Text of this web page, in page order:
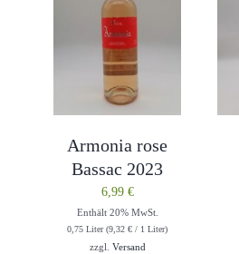
Armonia rose
Bassac 2023
6,99 €
Enthält 20% MwSt.
0,75 Liter (9,32€ / 1 Liter)
zzgl. Versand